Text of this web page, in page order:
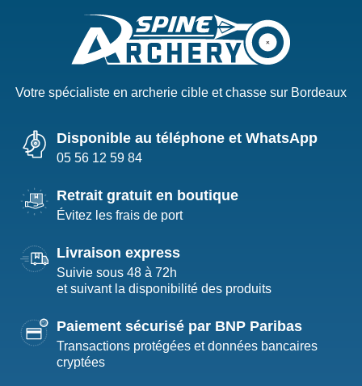
Votre spécialiste en archerie cible et chasse sur Bordeaux
Disponible au téléphone et WhatsApp
05 56 12 59 84
Retrait gratuit en boutique
Évitez les frais de port
Livraison express
Suivie sous 48 à 72h
et suivant la disponibilité des produits
Paiement sécurisé par BNP Paribas
Transactions protégées et données bancaires
cryptées